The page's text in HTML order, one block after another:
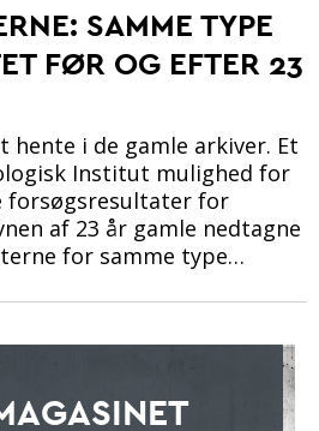
SAMME TYPE
FØR OG EFTER 23
hente i de gamle arkiver. Et
Institut mulighed for
forsøgsresultater for
af 23 år gamle nedtagne
for samme type…